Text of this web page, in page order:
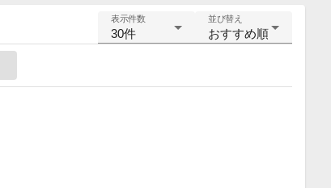
表示件数
30件
並び替え
おすすめ順